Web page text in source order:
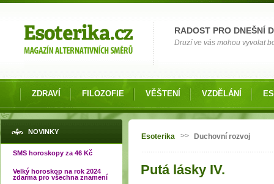
RADOST PRO DNEŠNÍ
Druzí ve vás mohou vyvolat
ZDRAVÍ FILOZOFIE VĚŠTENÍ VZDĚLÁNÍ
NOVINKY
SMS horoskopy za 46 Kč
Velký horoskop na rok 2024
zdarma pro všechna znamení
Jste zde
Esoterika >> Duchovní rozvoj
Putá lásky IV.